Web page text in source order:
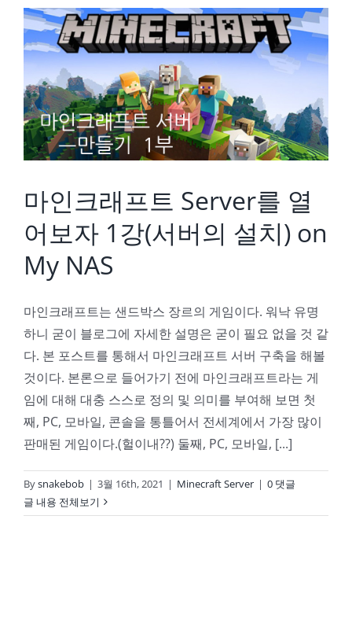
마인크래프트 Server를 열
어보자 1강(서버의 설치) on
My NAS
마인크래프트는 샌드박스 장르의 게임이다. 워낙 유명
하니 굳이 블로그에 자세한 설명은 굳이 필요 없을 것 같
다. 본 포스트를 통해서 마인크래프트 서버 구축을 해볼
것이다. 본론으로 들어가기 전에 마인크래프트라는 게
임에 대해 대충 스스로 정의 및 의미를 부여해 보면 첫
째, PC, 모바일, 콘솔을 통틀어서 전세계에서 가장 많이
판매된 게임이다.(헐이내??) 둘째, PC, 모바일, [...]
Bysnakebob | 3월 16th, 2021 | Minecraft Server | 0 댓글
글 내용 전체보기